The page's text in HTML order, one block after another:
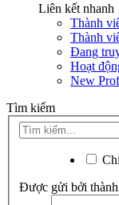
Liên kết nhanh
Thành
Thành
Đang
Hoạt
New
Tìm kiếm
Được gửi bởi